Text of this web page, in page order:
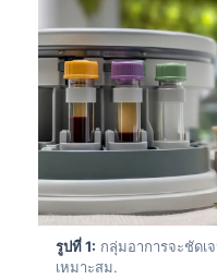
รูปที่ 1: กลุ่มอาการจะชัดเ
เหมาะสม.